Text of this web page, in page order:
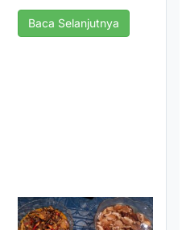
Baca Selanjutnya